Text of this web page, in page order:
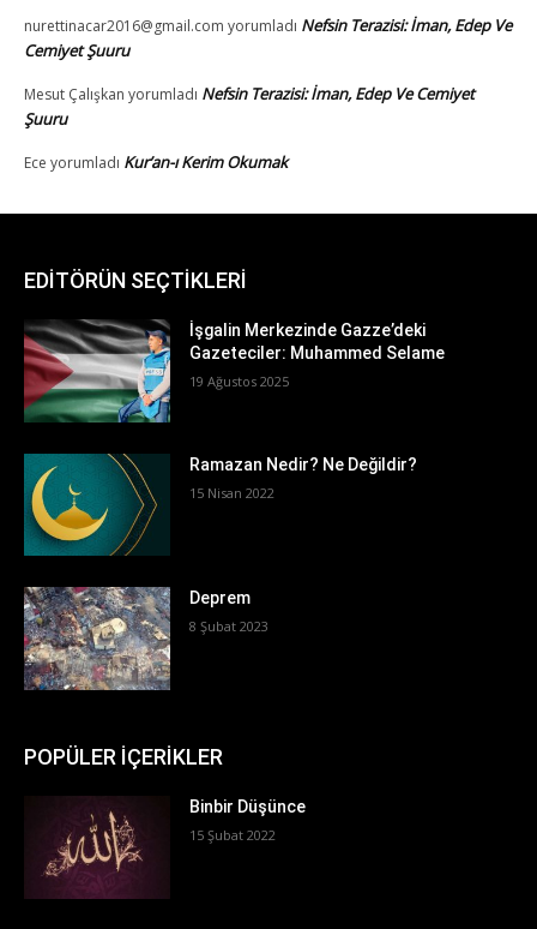
EDİTÖRÜN SEÇTİKLERİ
İşgalin Merkezinde Gazze’deki
Gazeteciler: Muhammed Selame
19 Ağustos 2025
Ramazan Nedir? Ne Değildir?
15 Nisan 2022
Deprem
8 Şubat 2023
POPÜLER İÇERİKLER
Binbir Düşünce
15 Şubat 2022